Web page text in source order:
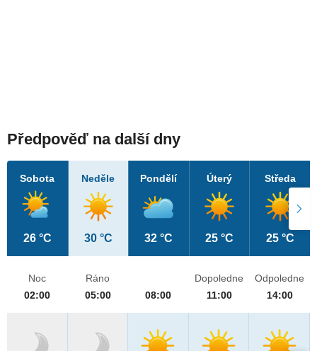
Předpověď na další dny
Sobota
26 °C
Neděle
30 °C
Pondělí
32 °C
Úterý
25 °C
Středa
25 °C
Noc
02:00
Ráno
05:00
08:00
Dopoledne
11:00
Odpoledne
14:00